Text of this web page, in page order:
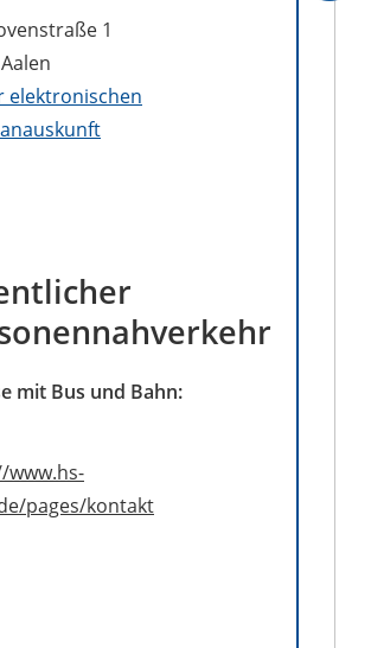
1
Aalen
elektronischen
mit Bus und Bahn:
www.hs-
pages/kontakt